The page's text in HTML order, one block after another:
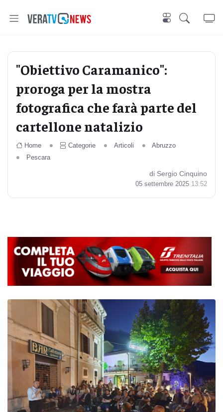
"Obiettivo Caramanico":
proroga per la mostra
fotografica che farà parte del
cartellone natalizio
Home Categorie Articoli
Abruzzo
Pescara
di Sergio Cinquino
05 settembre 2025 13:52